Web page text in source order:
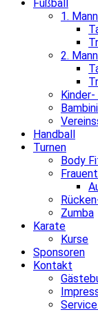
Fußball
1.
2.
Handball
Turnen
Body
Zumba
Karate
Kurse
Sponsoren
Kontakt